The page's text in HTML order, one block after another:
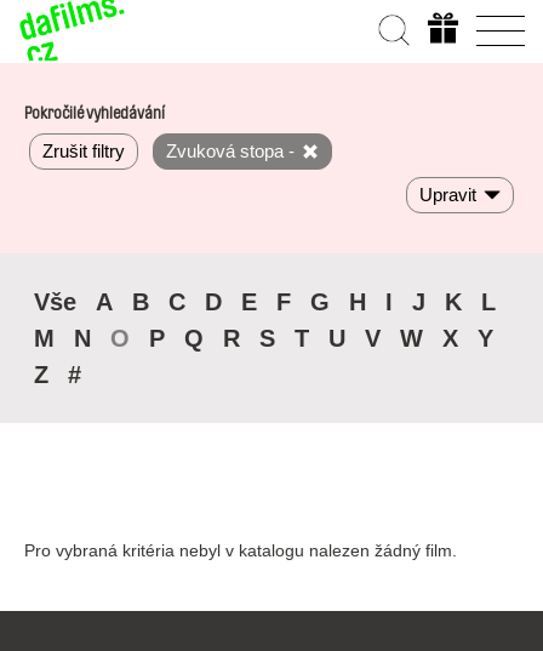
Pokročilé vyhledávání
Zrušit filtry Zvuková stopa -
Upravit
Vše A B C D E F G H I J K
L
M
N O P Q R S T U V W X
Y
Z
#
Pro vybraná kritéria nebyl v katalogu nalezen žádný film.